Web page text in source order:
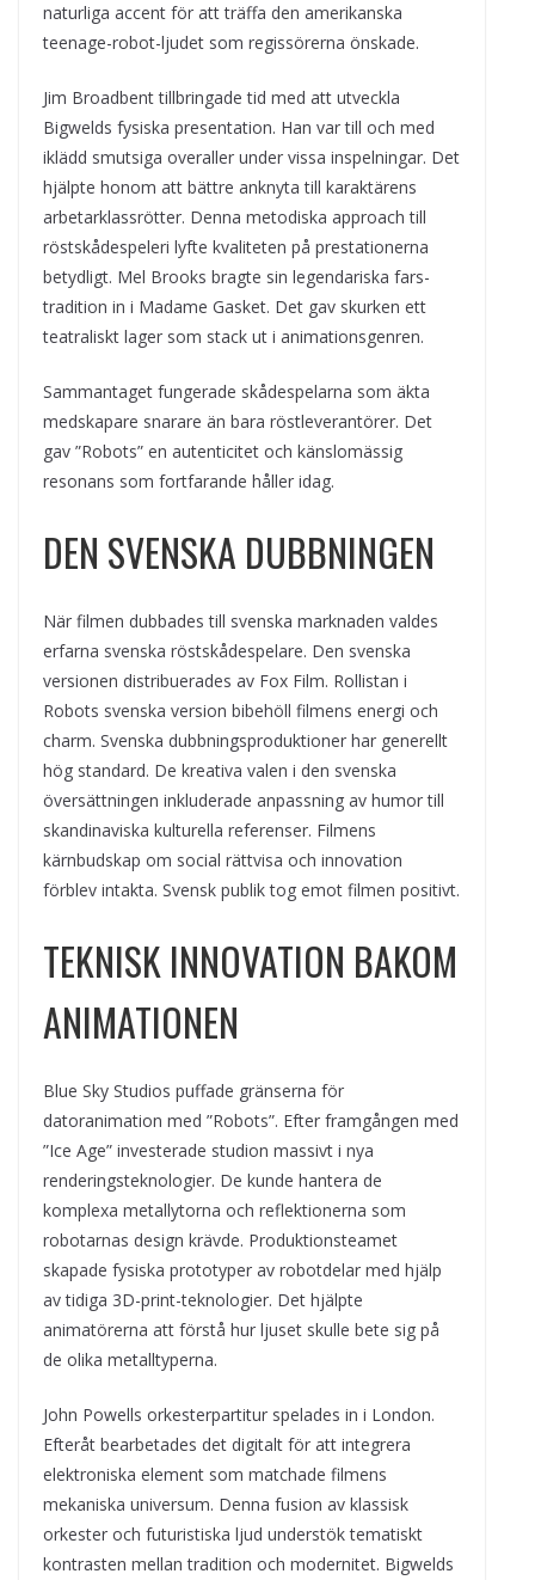
naturliga accent för att träffa den amerikanska
teenage-robot-ljudet som regissörerna önskade.
Jim Broadbent tillbringade tid med att utveckla
Bigwelds fysiska presentation. Han var till och med
iklädd smutsiga overaller under vissa inspelningar. Det
hjälpte honom att bättre anknyta till karaktärens
arbetarklassrötter. Denna metodiska approach till
röstskådespeleri lyfte kvaliteten på prestationerna
betydligt. Mel Brooks bragte sin legendariska fars-
tradition in i Madame Gasket. Det gav skurken ett
teatraliskt lager som stack ut i animationsgenren.
Sammantaget fungerade skådespelarna som äkta
medskapare snarare än bara röstleverantörer. Det
gav ”Robots” en autenticitet och känslomässig
resonans som fortfarande håller idag.
DEN SVENSKA DUBBNINGEN
När filmen dubbades till svenska marknaden valdes
erfarna svenska röstskådespelare. Den svenska
versionen distribuerades av Fox Film. Rollistan i
Robots svenska version bibehöll filmens energi och
charm. Svenska dubbningsproduktioner har generellt
hög standard. De kreativa valen i den svenska
översättningen inkluderade anpassning av humor till
skandinaviska kulturella referenser. Filmens
kärnbudskap om social rättvisa och innovation
förblev intakta. Svensk publik tog emot filmen positivt.
TEKNISK INNOVATION BAKOM
ANIMATIONEN
Blue Sky Studios puffade gränserna för
datoranimation med ”Robots”. Efter framgången med
”Ice Age” investerade studion massivt i nya
renderingsteknologier. De kunde hantera de
komplexa metallytorna och reflektionerna som
robotarnas design krävde. Produktionsteamet
skapade fysiska prototyper av robotdelar med hjälp
av tidiga 3D-print-teknologier. Det hjälpte
animatörerna att förstå hur ljuset skulle bete sig på
de olika metalltyperna.
John Powells orkesterpartitur spelades in i London.
Efteråt bearbetades det digitalt för att integrera
elektroniska element som matchade filmens
mekaniska universum. Denna fusion av klassisk
orkester och futuristiska ljud understök tematiskt
kontrasten mellan tradition och modernitet. Bigwelds